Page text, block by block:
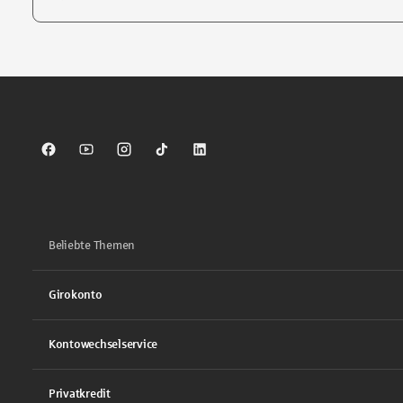
Sparkasse auf Facebook
Sparkasse auf Youtube
Sparkasse auf Instagram
Sparkasse auf TikTok
Sparkasse auf LinkedIn
Beliebte Themen
Girokonto
Kontowechselservice
Privatkredit